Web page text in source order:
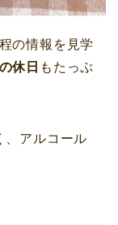
の情報を見学
休日 もたっぷ
、アルコール